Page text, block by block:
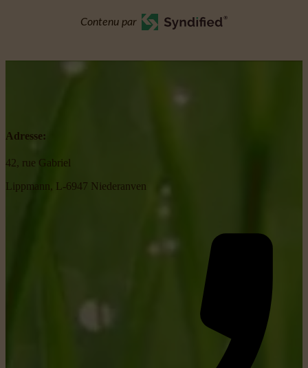
Contenu par
Adresse:
42, rue Gabriel
Lippmann, L-6947 Niederanven